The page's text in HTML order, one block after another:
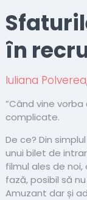
în
Iuliana
”Când vine
complicate.
De ce? Din
unui bilet de
filmul ales de
fază, posibil să
Amuzant dar și